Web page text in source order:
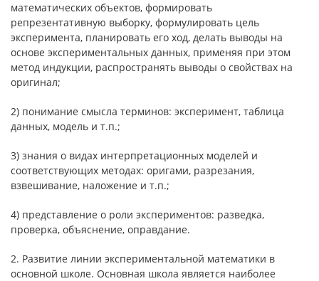
математических объектов, формировать
репрезентативную выборку, формулировать цель
эксперимента, планировать его ход, делать выводы на
основе экспериментальных данных, применяя при этом
метод индукции, распространять выводы о свойствах на
оригинал;
2) понимание смысла терминов: эксперимент, таблица
данных, модель и т.п.;
3) знания о видах интерпретационных моделей и
соответствующих методах: оригами, разрезания,
взвешивание, наложение и т.п.;
4) представление о роли экспериментов: разведка,
проверка, объяснение, оправдание.
2. Развитие линии экспериментальной математики в
основной школе. Основная школа является наиболее